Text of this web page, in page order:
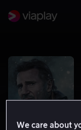
We care about